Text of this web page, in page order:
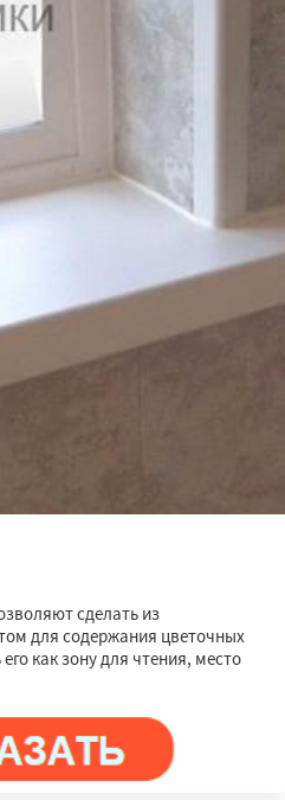
сделать из
для содержания цветочных
как зону для чтения, место